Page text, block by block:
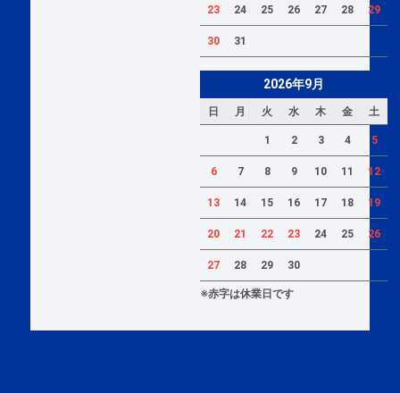
23 24 25 26 27 28 29
30 31
2026年9月
日 月 火 水 木 金 土
1 2 3 4 5
6 7 8 9 10 11 12
13 14 15 16 17 18 19
20 21 22 23 24 25 26
27 28 29 30
※赤字は休業日です